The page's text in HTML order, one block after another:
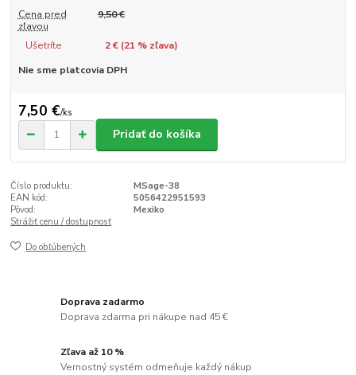
Cena pred
zľavou
9,50 €
Ušetríte 2 € (21 % zľava)
Nie sme platcovia DPH
7,50 €/ks
Pridať do košíka
Číslo produktu:
MSage-38
EAN kód:
5056422951593
Pôvod:
Mexiko
Strážiť cenu / dostupnosť
Do obľúbených
Doprava zadarmo
Doprava zdarma pri nákupe nad 45 €
Zľava až 10 %
Vernostný systém odmeňuje každý nákup